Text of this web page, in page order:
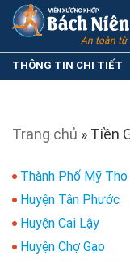
An toàn từ
THÔNG TIN CHI TIẾT
Trang chủ » Tiền
Thành Phố Mỹ Tho
Huyện Tân Phước
Huyện Cai Lậy
Huyện Chợ Gạo